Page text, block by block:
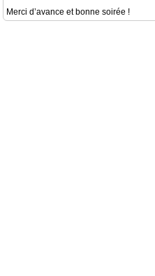
Merci d’avance et bonne soirée !